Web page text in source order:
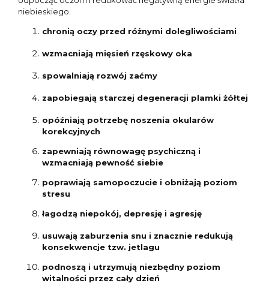
niebieskiego.
chronią oczy przed różnymi dolegliwościami
wzmacniają mięsień rzęskowy oka
spowalniają rozwój zaćmy
zapobiegają starczej degeneracji plamki żółtej
opóźniają potrzebę noszenia okularów
korekcyjnych
zapewniają równowagę psychiczną i
wzmacniają pewność siebie
poprawiają samopoczucie i obniżają poziom
stresu
łagodzą niepokój, depresję i agresję
usuwają zaburzenia snu i znacznie redukują
konsekwencje tzw. jetlagu
podnoszą i utrzymują niezbędny poziom
witalności przez cały dzień